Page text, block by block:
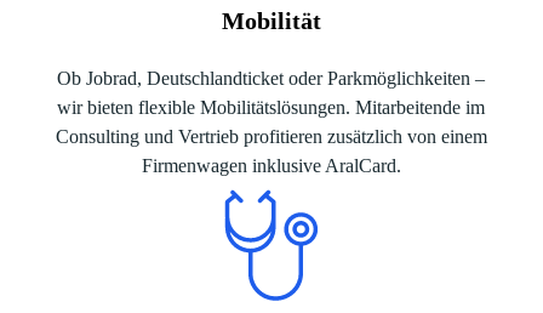
Mobilität
Ob Jobrad, Deutschlandticket oder Parkmöglichkeiten –
wir bieten flexible Mobilitätslösungen. Mitarbeitende im
Consulting und Vertrieb profitieren zusätzlich von einem
Firmenwagen inklusive AralCard.